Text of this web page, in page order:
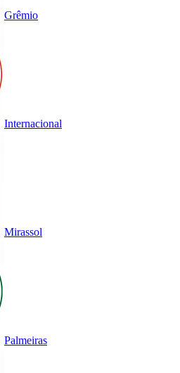
Grêmio
Internacional
Mirassol
Palmeiras